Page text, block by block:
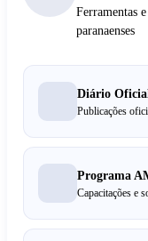
Ferramentas
paranaenses
Diário
Publicações
Programa
Capacitações e